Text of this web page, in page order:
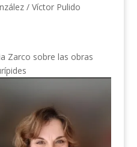
/ Víctor Pulido
Zarco sobre las obras